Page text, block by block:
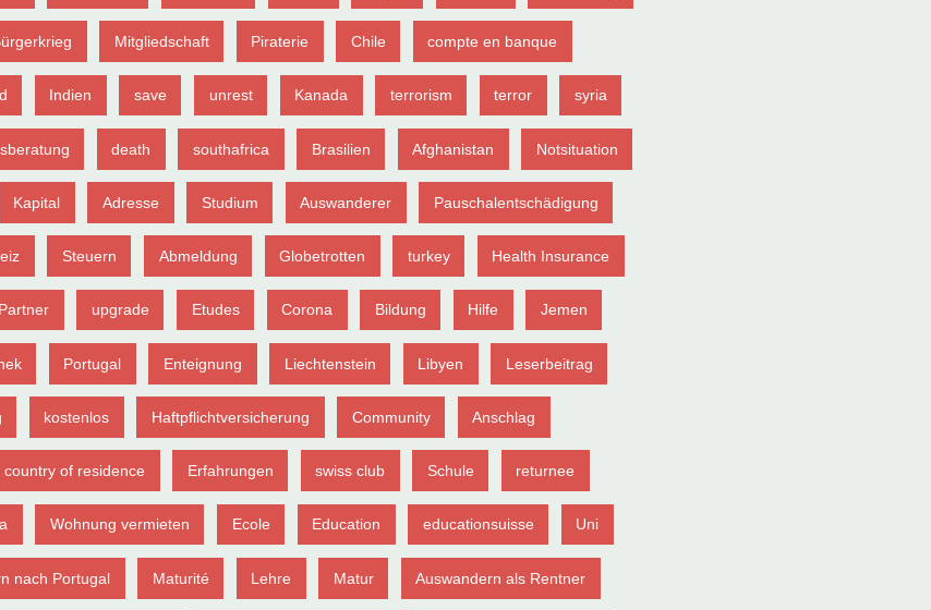
Mitgliedschaft Piraterie Chile compte en banque
Indien save unrest Kanada terrorism terror syria
death southafrica Brasilien Afghanistan Notsituation
Kapital Adresse Studium Auswanderer Pauschalentschädigung
Steuern Abmeldung Globetrotten turkey Health Insurance
Partner upgrade Etudes Corona Bildung Hilfe Jemen
Portugal Enteignung Liechtenstein Libyen Leserbeitrag
kostenlos Haftpflichtversicherung Community Anschlag
country of residence Erfahrungen swiss club Schule returnee
Wohnung vermieten Ecole Education educationsuisse Uni
nach Portugal Maturité Lehre Matur Auswandern als Rentner